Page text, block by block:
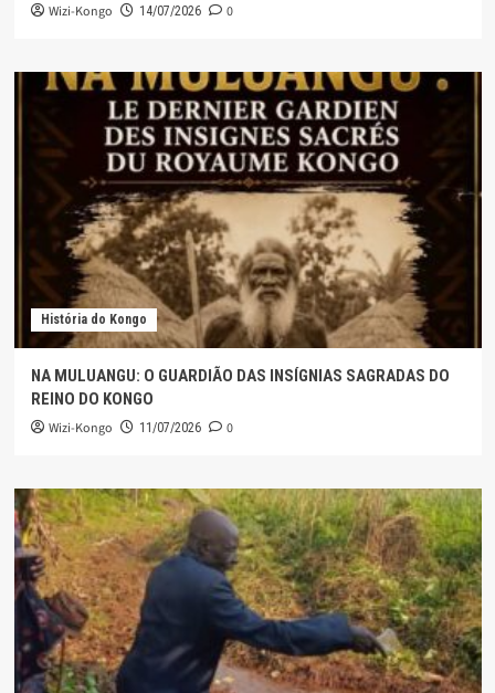
Wizi-Kongo 14/07/2026 0
História do Kongo
NA MULUANGU: O GUARDIÃO DAS INSÍGNIAS SAGRADAS DO
REINO DO KONGO
Wizi-Kongo 11/07/2026 0